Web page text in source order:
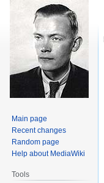
Main page
Recent changes
Random page
Help about MediaWiki
Tools